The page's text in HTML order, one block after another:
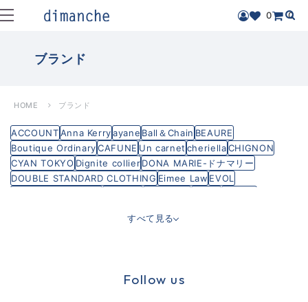
0 0
ブランド
HOME ブランド
ACCOUNTAnna Kerryayane Ball＆Chain BEAURE
Boutique OrdinaryCAFUNE Un carnet cheriellaCHIGNON
CYAN TOKYO Dignite collierDONA MARIE-ドナマリー
DOUBLE STANDARD CLOTHING Eimee Law EVOL
MARIED'ORMICA&DEAL
すべて見る
Follow us